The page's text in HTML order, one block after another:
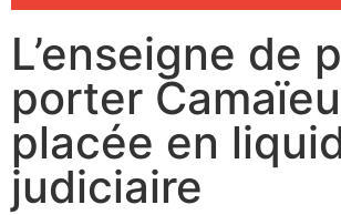
L’enseigne de
porter Camaïeu
placée en
judiciaire